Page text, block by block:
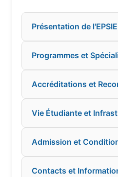
Présentation de
Programmes et
Accréditations et
Vie Étudiante et
Admission et
Contacts et